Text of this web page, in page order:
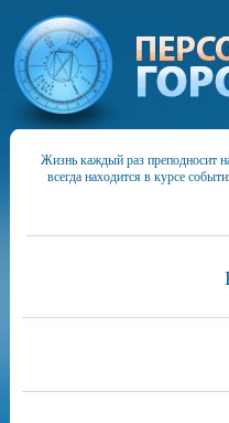
Жизнь каждый раз преподносит
всегда находится в курсе